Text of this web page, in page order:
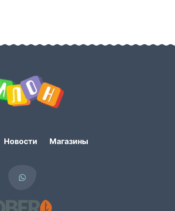
Новости Магазины